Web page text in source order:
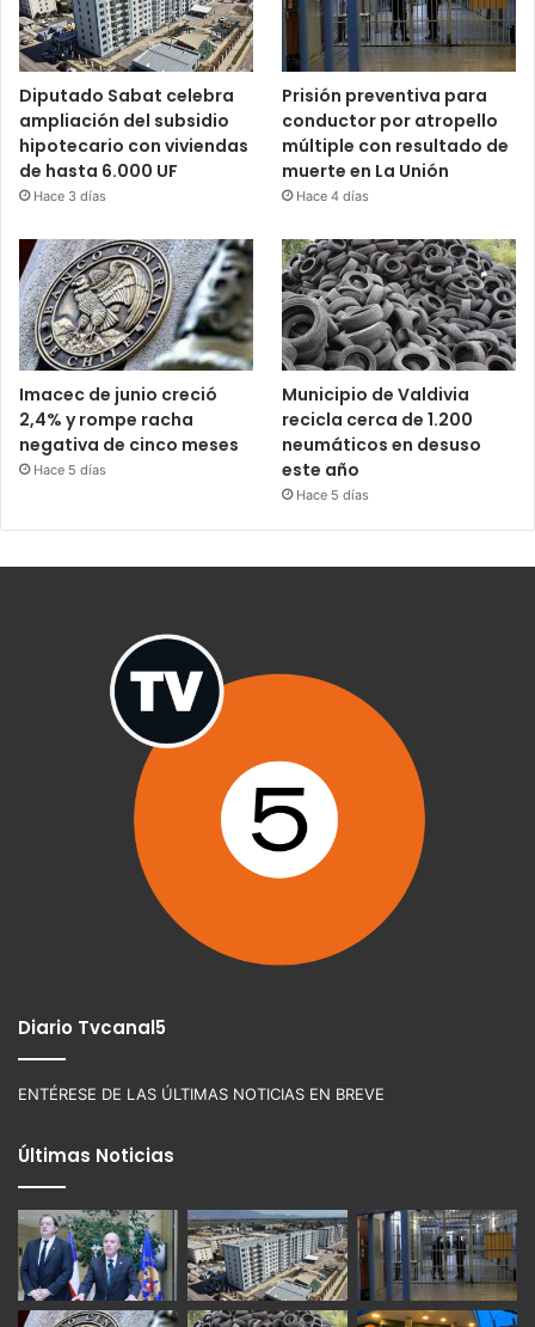
Diputado Sabat celebra
ampliación del subsidio
hipotecario con viviendas
de hasta 6.000 UF
Hace 3 días
Prisión preventiva para
conductor por atropello
múltiple con resultado de
muerte en La Unión
Hace 4 días
Imacec de junio creció
2,4% y rompe racha
negativa de cinco meses
Hace 5 días
Municipio de Valdivia
recicla cerca de 1.200
neumáticos en desuso
este año
Hace 5 días
Diario Tvcanal5
ENTÉRESE DE LAS ÚLTIMAS NOTICIAS EN BREVE
Últimas Noticias